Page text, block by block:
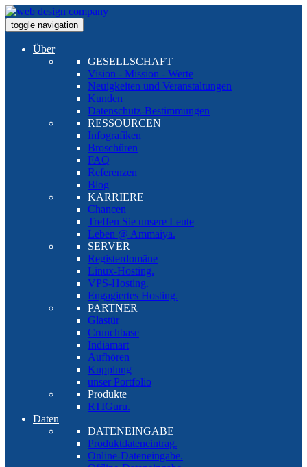
toggle navigation
Über
GESELLSCHAFT
Vision - Mission - Werte
Neuigkeiten und Veranstaltungen
Kunden
Datenschutz-Bestimmungen
RESSOURCEN
Infografiken
Broschüren
FAQ
Referenzen
Blog
KARRIERE
Chancen
Treffen Sie unsere Leute
Leben @ Ammaiya.
SERVER
Registerdomäne
Linux-Hosting.
VPS-Hosting.
Engagiertes Hosting.
PARTNER
Glastür
Crunchbase
Indiamart
Aufhören
Kupplung
unser Portfolio
Produkte
RTIGuru.
Daten
DATENEINGABE
Produktdateneintrag.
Online-Dateneingabe.